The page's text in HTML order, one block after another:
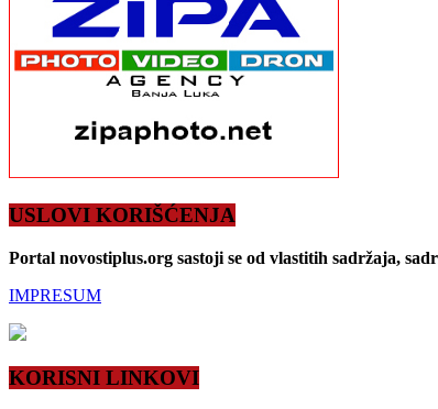
USLOVI KORIŠĆENJA
Portal novostiplus.org sastoji se od vlastitih sadržaja,
IMPRESUM
KORISNI LINKOVI